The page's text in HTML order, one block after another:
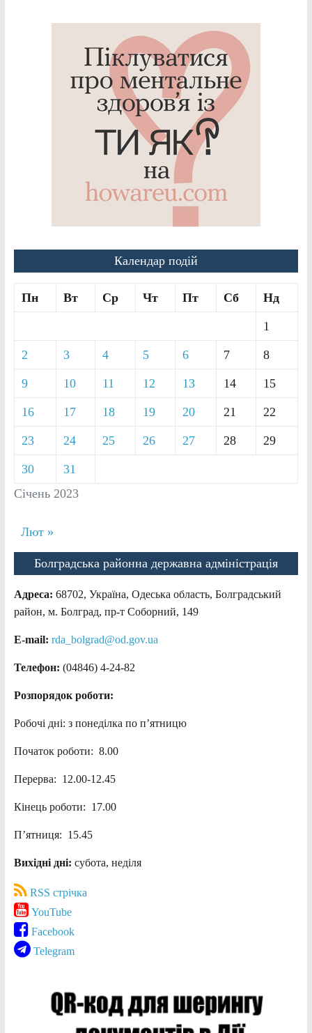
Календар подій
Січень 2023
Пн Вт Ср Чт Пт Сб Нд
1
2 3 4 5 6 7 8
9 10 11 12 13 14 15
16 17 18 19 20 21 22
23 24 25 26 27 28 29
30 31
Лют »
Болградська районна державна адміністрація
Адреса: 68702, Україна, Одеська область, Болградський
район, м. Болград, пр-т Соборний, 149
E-mail: rda_bolgrad@od.gov.ua
Телефон: (04846) 4-24-82
Розпорядок роботи:
Робочі дні: з понеділка по п’ятницю
Початок роботи: 8.00
Перерва: 12.00-12.45
Кінець роботи: 17.00
П’ятниця: 15.45
Вихідні дні: субота, неділя
RSS стрічка
YouTube
Facebook
Telegram